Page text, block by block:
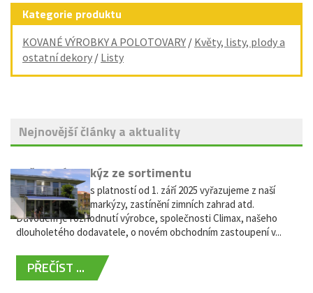
Kategorie produktu
KOVANÉ VÝROBKY A POLOTOVARY / Květy, listy, plody a
ostatní dekory / Listy
Nejnovější články a aktuality
Vyřazení markýz ze sortimentu
Vážení zákazníci, s platností od 1. září 2025 vyřazujeme z naší
nabídky výsuvné markýzy, zastínění zimních zahrad atd.
Důvodem je rozhodnutí výrobce, společnosti Climax, našeho
dlouholetého dodavatele, o novém obchodním zastoupení v...
PŘEČÍST ...